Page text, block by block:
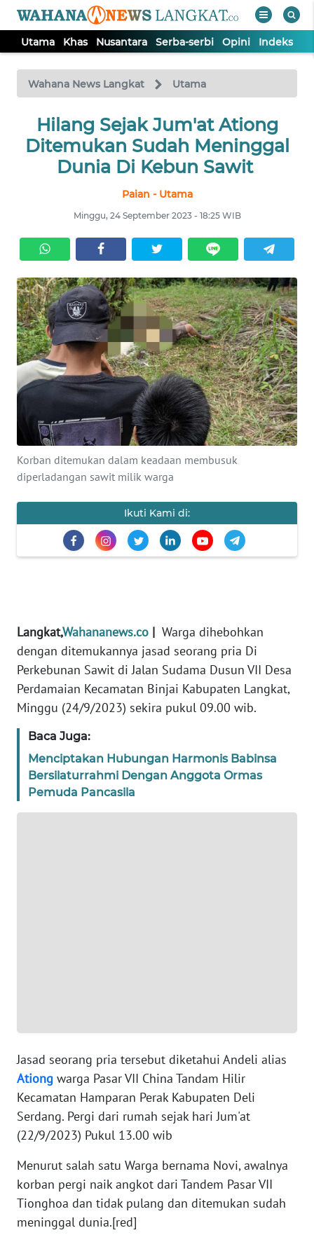
Utama Khas Nusantara Serba-serbi Opini Indeks
Wahana News Langkat Utama
Hilang Sejak Jum'at Ationg
Ditemukan Sudah Meninggal
Dunia Di Kebun Sawit
Paian - Utama
Minggu, 24 September 2023 - 18:25 WIB
Korban ditemukan dalam keadaan membusuk
diperladangan sawit milik warga
Ikuti Kami di:
Langkat,Wahananews.co | Warga dihebohkan
dengan ditemukannya jasad seorang pria Di
Perkebunan Sawit di Jalan Sudama Dusun VII Desa
Perdamaian Kecamatan Binjai Kabupaten Langkat,
Minggu (24/9/2023) sekira pukul 09.00 wib.
Baca Juga:
Menciptakan Hubungan Harmonis Babinsa
Bersilaturrahmi Dengan Anggota Ormas
Pemuda Pancasila
Jasad seorang pria tersebut diketahui Andeli alias
Ationg warga Pasar VII China Tandam Hilir
Kecamatan Hamparan Perak Kabupaten Deli
Serdang. Pergi dari rumah sejak hari Jum'at
(22/9/2023) Pukul 13.00 wib
Menurut salah satu Warga bernama Novi, awalnya
korban pergi naik angkot dari Tandem Pasar VII
Tionghoa dan tidak pulang dan ditemukan sudah
meninggal dunia.[red]
TV
Tutup
UTAMA
SERBA-
SERBI
OPINI
Informasi
INDEKS
BERITA
KONTAK
KAMI
INFO
IKLAN
REDAKSI
KARIR
DISCLAIMER
Regional
WN
NTT
KEPRI
WN
PAPUA
WN
PAPUA
BARAT